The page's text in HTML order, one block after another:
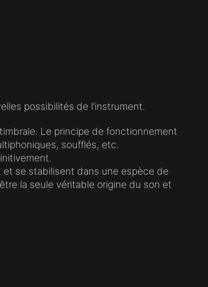
possibilités de l’instrument.
Le principe de fonctionnement
soufflés, etc.
se stabilisent dans une espèce de
la seule véritable origine du son et